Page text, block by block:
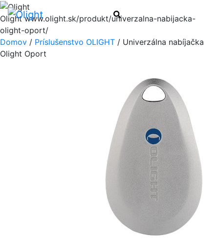
Olightwww.olight.sk/produkt/univerzalna-nabijacka-
olight-oport/
Hľadať
Domov / Príslušenstvo OLIGHT / Univerzálna nabíjačka
Olight Oport